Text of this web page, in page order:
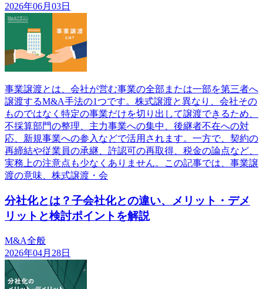
2026年06月03日
事業譲渡とは、会社が営む事業の全部または一部を第三者へ
譲渡するM&A手法の1つです。株式譲渡と異なり、会社その
ものではなく特定の事業だけを切り出して譲渡できるため、
不採算部門の整理、主力事業への集中、後継者不在への対
応、新規事業への参入などで活用されます。一方で、契約の
再締結や従業員の承継、許認可の再取得、税金の論点など、
実務上の注意点も少なくありません。この記事では、事業譲
渡の意味、株式譲渡・会
分社化とは？子会社化との違い、メリット・デメ
リットと検討ポイントを解説
M&A全般
2026年04月28日